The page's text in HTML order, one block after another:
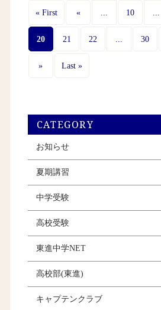
« First « ... 10 ...
20 21 22 30
» Last »
CATEGORY
お知らせ
夏期講習
中学受験
高校受験
東進中学NET
高校部(東進)
キャプテンクラブ